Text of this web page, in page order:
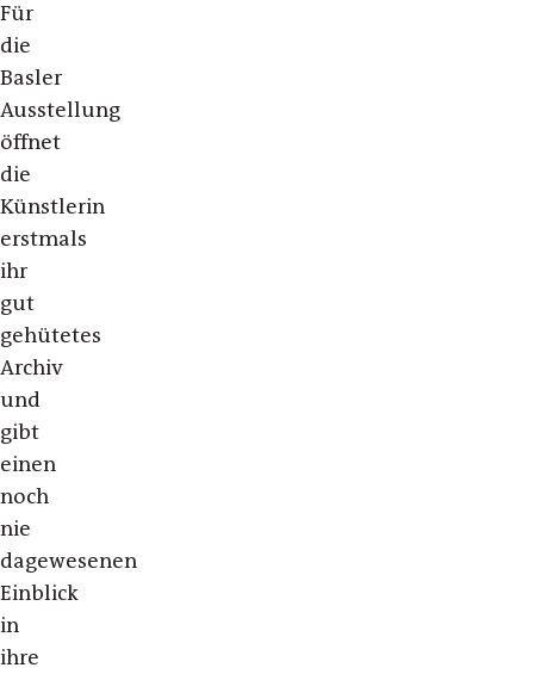
Für
die
Basler
Ausstellung
öffnet
die
Künstlerin
erstmals
ihr
gut
gehütetes
Archiv
und
gibt
einen
noch
nie
dagewesenen
Einblick
in
ihre